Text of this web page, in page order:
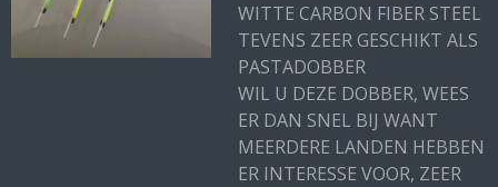
WITTE CARBON FIBER STEEL
TEVENS ZEER GESCHIKT ALS
PASTADOBBER
WIL U DEZE DOBBER, WEES
ER DAN SNEL BIJ WANT
MEERDERE LANDEN HEBBEN
ER INTERESSE VOOR, ZEER